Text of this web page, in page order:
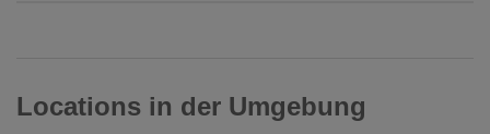
Locations in der Umgebung